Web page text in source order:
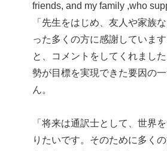
friends, and my family ,who
「先生をはじめ、友人や家族
った多くの方に感謝しています
と、コメントをしてくれまし
勢が目標を実現できた要因の
ん。
「将来は通訳士として、世界
りたいです。そのために多く